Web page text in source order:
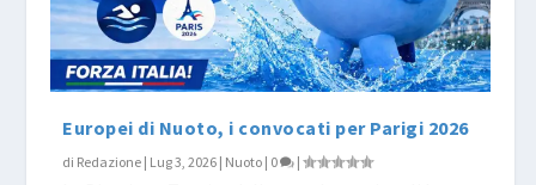
Europei di Nuoto, i convocati per Parigi 2026
di Redazione | Lug 3, 2026 | Nuoto | 0 |